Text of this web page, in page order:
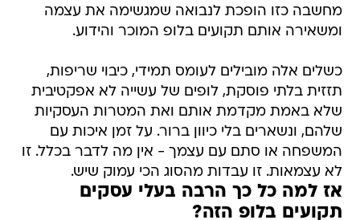
מחשבה כזו הופכת לנבואה שמגשימה את עצמה
ומשאירה אותם תקועים בלופ המוכר והידוע.
כשלים אלה מובילים לעומס תמידי, כיבוי שריפות,
תזזית בלתי פוסקת, לופים של עשייה לא אפקטיבית
שלא באמת מקדמת אותם ואת המטרות העסקיות
שלהם, ונשארים בלי כיוון ברור. על זמן איכות עם
המשפחה או סתם עם עצמך - אין מה לדבר בכלל. זו
לא עצמאות. זו עבדות מהסוג הכי עמוק שיש.
אז למה כל כך הרבה בעלי עסקים
תקועים בלופ הזה?